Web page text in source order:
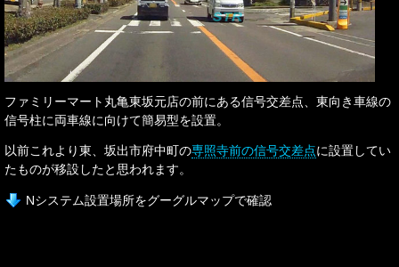
ファミリーマート丸亀東坂元店の前にある信号交差点、東向き車線の
信号柱に両車線に向けて簡易型を設置。
以前これより東、坂出市府中町の専照寺前の信号交差点に設置してい
たものが移設したと思われます。
Nシステム設置場所をグーグルマップで確認